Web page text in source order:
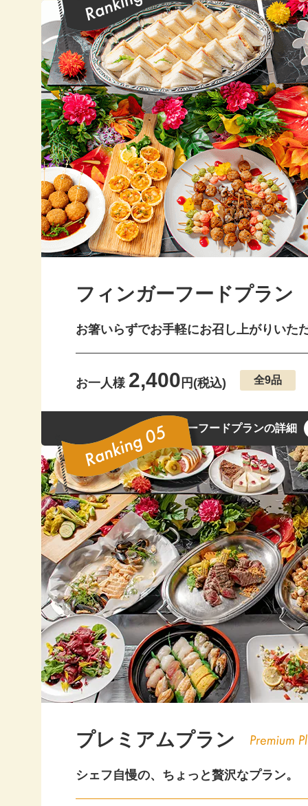
フィンガーフードプラン
お箸いらずでお手軽にお召し上がりいた
お一人様 2,400 円(税込) 全9品
フィンガーフードプランの詳細
プレミアムプラン
シェフ自慢の、ちょっと贅沢なプラン。